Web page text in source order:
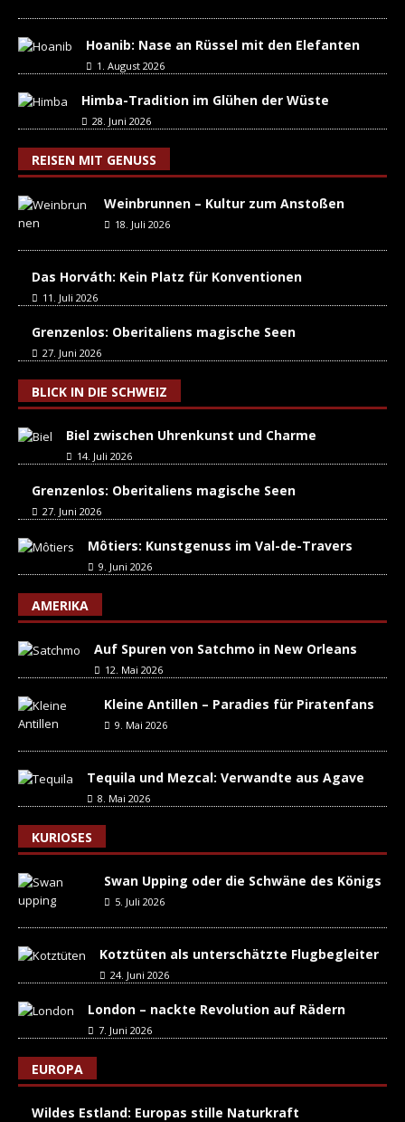
Hoanib: Nase an Rüssel mit den Elefanten
1. August 2026
Himba-Tradition im Glühen der Wüste
28. Juni 2026
REISEN MIT GENUSS
Weinbrunnen – Kultur zum Anstoßen
18. Juli 2026
Das Horváth: Kein Platz für Konventionen
11. Juli 2026
Grenzenlos: Oberitaliens magische Seen
27. Juni 2026
BLICK IN DIE SCHWEIZ
Biel zwischen Uhrenkunst und Charme
14. Juli 2026
Grenzenlos: Oberitaliens magische Seen
27. Juni 2026
Môtiers: Kunstgenuss im Val-de-Travers
9. Juni 2026
AMERIKA
Auf Spuren von Satchmo in New Orleans
12. Mai 2026
Kleine Antillen – Paradies für Piratenfans
9. Mai 2026
Tequila und Mezcal: Verwandte aus Agave
8. Mai 2026
KURIOSES
Swan Upping oder die Schwäne des Königs
5. Juli 2026
Kotztüten als unterschätzte Flugbegleiter
24. Juni 2026
London – nackte Revolution auf Rädern
7. Juni 2026
EUROPA
Wildes Estland: Europas stille Naturkraft